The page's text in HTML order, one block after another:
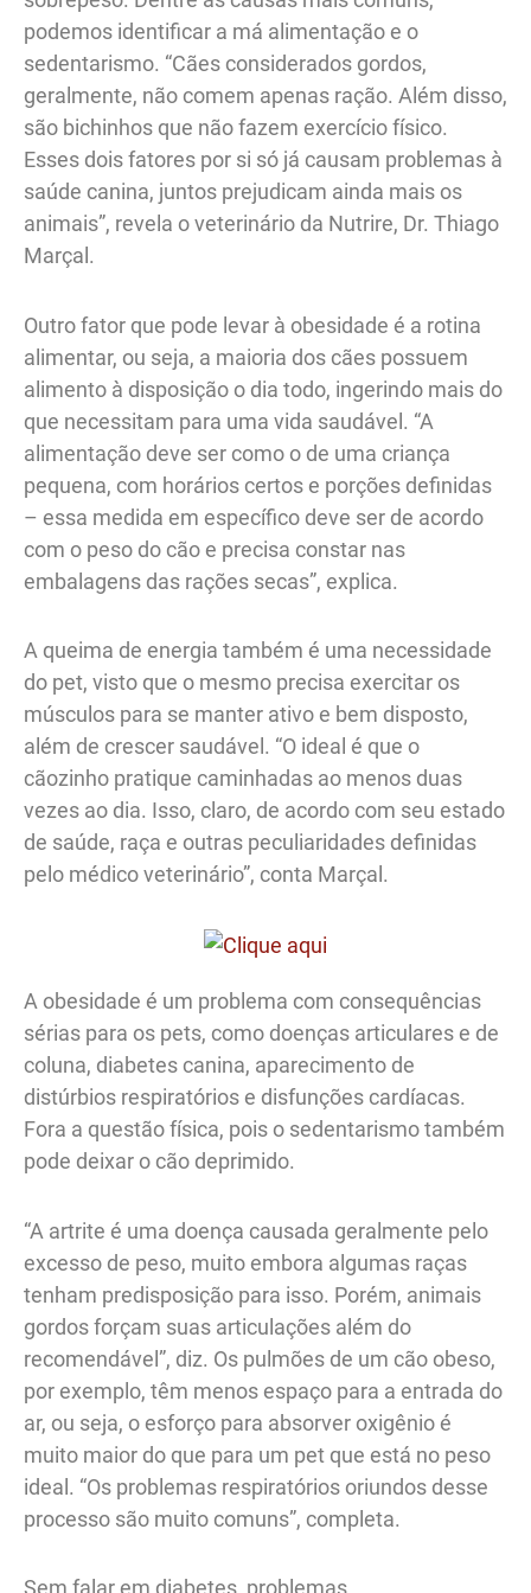
podemos identificar a má alimentação e o
sedentarismo. “Cães considerados gordos,
geralmente, não comem apenas ração. Além disso,
são bichinhos que não fazem exercício físico.
Esses dois fatores por si só já causam problemas à
saúde canina, juntos prejudicam ainda mais os
animais”, revela o veterinário da Nutrire, Dr. Thiago
Marçal.
Outro fator que pode levar à obesidade é a rotina
alimentar, ou seja, a maioria dos cães possuem
alimento à disposição o dia todo, ingerindo mais do
que necessitam para uma vida saudável. “A
alimentação deve ser como o de uma criança
pequena, com horários certos e porções definidas
– essa medida em específico deve ser de acordo
com o peso do cão e precisa constar nas
embalagens das rações secas”, explica.
A queima de energia também é uma necessidade
do pet, visto que o mesmo precisa exercitar os
músculos para se manter ativo e bem disposto,
além de crescer saudável. “O ideal é que o
cãozinho pratique caminhadas ao menos duas
vezes ao dia. Isso, claro, de acordo com seu estado
de saúde, raça e outras peculiaridades definidas
pelo médico veterinário”, conta Marçal.
A obesidade é um problema com consequências
sérias para os pets, como doenças articulares e de
coluna, diabetes canina, aparecimento de
distúrbios respiratórios e disfunções cardíacas.
Fora a questão física, pois o sedentarismo também
pode deixar o cão deprimido.
“A artrite é uma doença causada geralmente pelo
excesso de peso, muito embora algumas raças
tenham predisposição para isso. Porém, animais
gordos forçam suas articulações além do
recomendável”, diz. Os pulmões de um cão obeso,
por exemplo, têm menos espaço para a entrada do
ar, ou seja, o esforço para absorver oxigênio é
muito maior do que para um pet que está no peso
ideal. “Os problemas respiratórios oriundos desse
processo são muito comuns”, completa.